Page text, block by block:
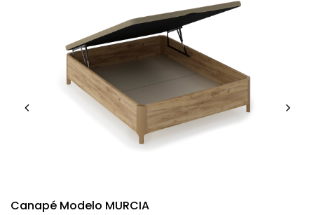
Canapé Modelo MURCIA